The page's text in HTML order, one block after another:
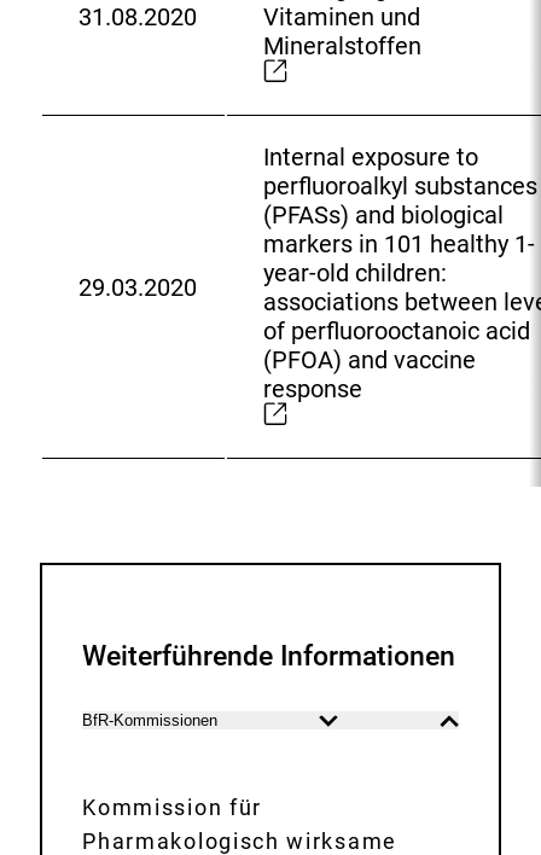
e
r
L
n
k
:
31.08.2020
E
x
t
e
r
n
e
r
L
i
n
k
:
Vitaminen und
Mineralstoffen
29.03.2020
E
x
t
e
r
i
:
Internal exposure to
perfluoroalkyl substances
(PFASs) and biological
markers in 101 healthy 1-
year-old children:
associations between
of perfluorooctanoic acid
(PFOA) and vaccine
response
Weiterführende Informationen
BfR-Kommissionen
Inhalt
Inhalt
Kommission für
Pharmakologisch wirksame